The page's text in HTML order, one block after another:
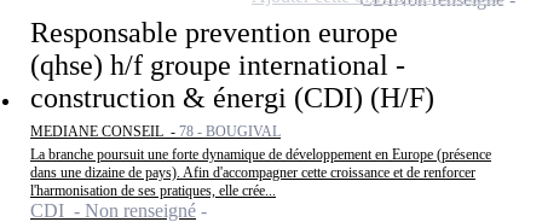
Responsable prevention europe
(qhse) h/f groupe international -
construction & énergi (CDI) (H/F)
MEDIANE CONSEIL - 78 - BOUGIVAL
La branche poursuit une forte dynamique de développement en Europe (présence
dans une dizaine de pays). Afin d'accompagner cette croissance et de renforcer
l'harmonisation de ses pratiques, elle crée...
CDI - Non renseigné